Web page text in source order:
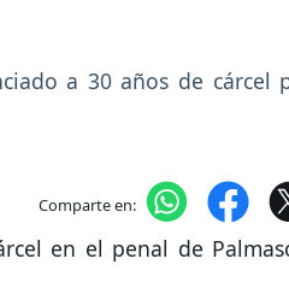
a 30 años de
Comparte en: